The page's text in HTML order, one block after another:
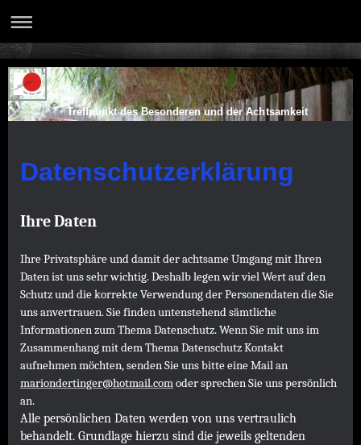
Treffpunkt des Besonderen und der Achtsamkeit
Datenschutzerklärung
Ihre Daten
Ihre Privatsphäre und damit der achtsame Umgang mit Ihren
Daten ist uns sehr wichtig. Deshalb legen wir viel Wert auf den
Schutz und die korrekte Verwendung der Personendaten die Sie
uns anvertrauen. Sie finden untenstehend sämtliche
Informationen zum Thema Datenschutz. Wenn Sie mit uns im
Zusammenhang mit dem Thema Datenschutz Kontakt
aufnehmen möchten, senden Sie uns bitte eine Mail an
mariondertinger@hotmail.comoder sprechen Sie uns persönlich
an.
Alle persönlichen Daten werden von uns vertraulich
behandelt. Grundlage hierzu sind die jeweils geltenden